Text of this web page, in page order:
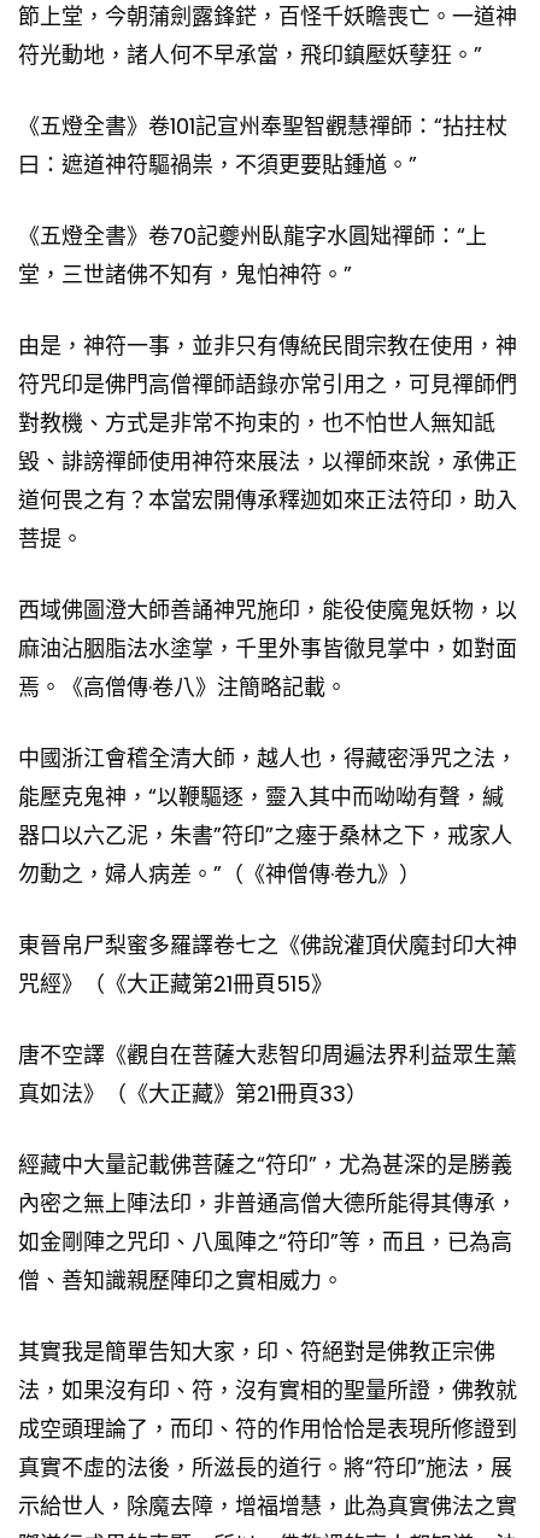
節上堂，今朝蒲劍露鋒鋩，百怪千妖瞻喪亡。一道神
符光動地，諸人何不早承當，飛印鎮壓妖孽狂。”
《五燈全書》卷101記宣州奉聖智觀慧禪師：“拈拄杖
曰：遮道神符驅禍祟，不須更要貼鍾馗。”
《五燈全書》卷70記夔州臥龍字水圓䂐禪師：“上
堂，三世諸佛不知有，鬼怕神符。”
由是，神符一事，並非只有傳統民間宗教在使用，神
符咒印是佛門高僧禪師語錄亦常引用之，可見禪師們
對教機、方式是非常不拘束的，也不怕世人無知詆
毀、誹謗禪師使用神符來展法，以禪師來說，承佛正
道何畏之有？本當宏開傳承釋迦如來正法符印，助入
菩提。
西域佛圖澄大師善誦神咒施印，能役使魔鬼妖物，以
麻油沾胭脂法水塗掌，千里外事皆徹見掌中，如對面
焉。《高僧傳·卷八》注簡略記載。
中國浙江會稽全清大師，越人也，得藏密淨咒之法，
能壓克鬼神，“以鞭驅逐，靈入其中而呦呦有聲，緘
器口以六乙泥，朱書”符印”之瘞于桑林之下，戒家人
勿動之，婦人病差。”（《神僧傳·卷九》）
東晉帛尸梨蜜多羅譯卷七之《佛說灌頂伏魔封印大神
咒經》（《大正藏第21冊頁515》
唐不空譯《觀自在菩薩大悲智印周遍法界利益眾生薰
真如法》（《大正藏》第21冊頁33）
經藏中大量記載佛菩薩之“符印”，尤為甚深的是勝義
內密之無上陣法印，非普通高僧大德所能得其傳承，
如金剛陣之咒印、八風陣之“符印”等，而且，已為高
僧、善知識親歷陣印之實相威力。
其實我是簡單告知大家，印、符絕對是佛教正宗佛
法，如果沒有印、符，沒有實相的聖量所證，佛教就
成空頭理論了，而印、符的作用恰恰是表現所修證到
真實不虛的法後，所滋長的道行。將“符印”施法，展
示給世人，除魔去障，增福增慧，此為真實佛法之實